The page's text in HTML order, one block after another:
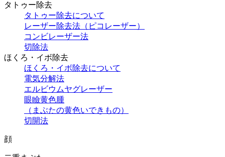
タトゥー除去
タトゥー除去について
レーザー除去法（ピコレーザー）
コンビレーザー法
切除法
ほくろ・イボ除去
ほくろ・イボ除去について
電気分解法
エルビウムヤグレーザー
眼瞼黄色腫
（まぶたの黄色いできもの）
切開法
顔